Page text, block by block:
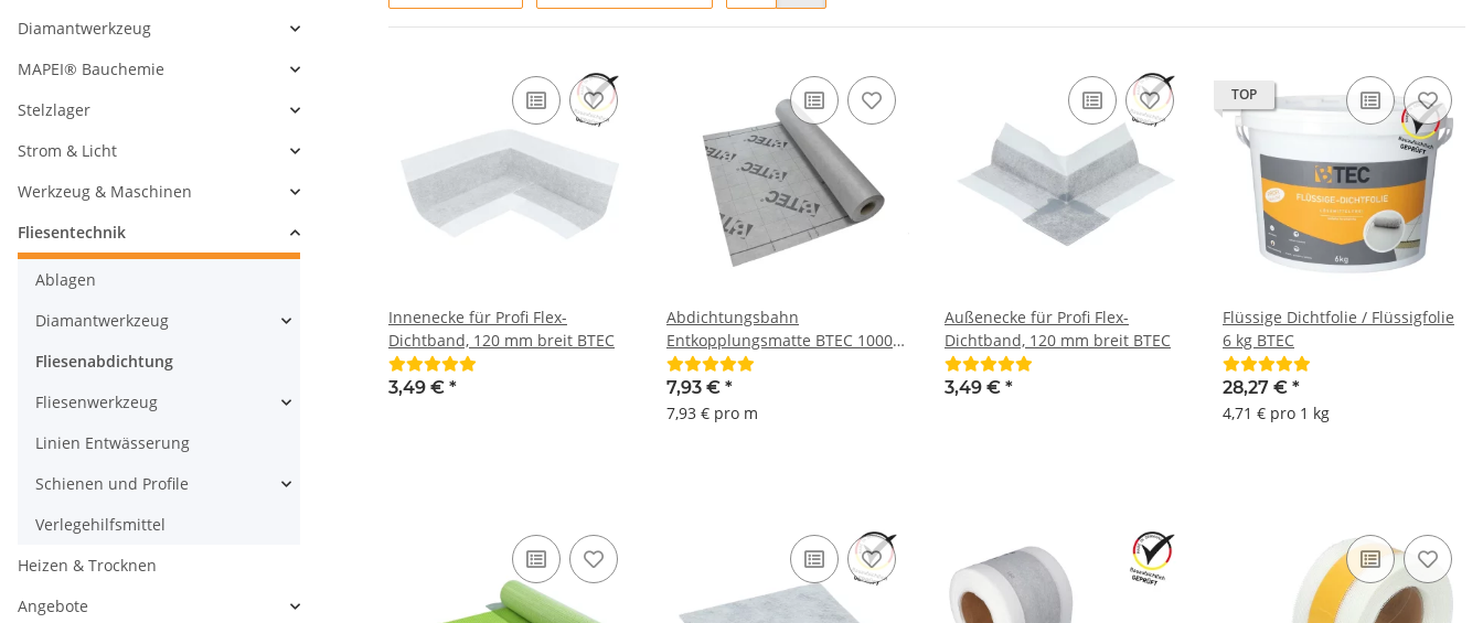
Innenecke für Profi Flex-
Dichtband, 120 mm breit BTEC
3,49 € *
Abdichtungsbahn
Entkopplungsmatte BTEC 1000
mm breit lfd. Meter
7,93 € *
7,93 € pro m
Außenecke für Profi Flex-
Dichtband, 120 mm breit BTEC
3,49 € *
TOP
Flüssige Dichtfolie / Flüssigfolie
6 kg BTEC
28,27 € *
4,71 € pro 1 kg
Diamantwerkzeug
MAPEI® Bauchemie
Stelzlager
Strom & Licht
Werkzeug & Maschinen
Fliesentechnik
Ablagen
Diamantwerkzeug
Fliesenabdichtung
Fliesenwerkzeug
Linien Entwässerung
Schienen und Profile
Verlegehilfsmittel
Heizen & Trocknen
Angebote